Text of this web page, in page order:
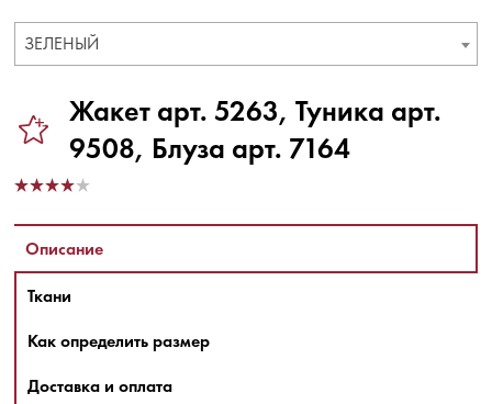
ЗЕЛЕНЫЙ
Жакет арт. 5263, Туника арт.
9508, Блуза арт. 7164
Описание
Ткани
Как определить размер
Доставка и оплата